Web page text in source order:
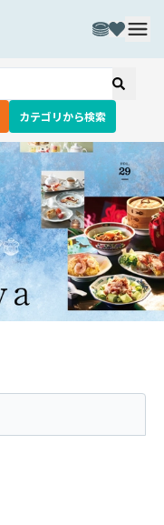
カテゴリから検索